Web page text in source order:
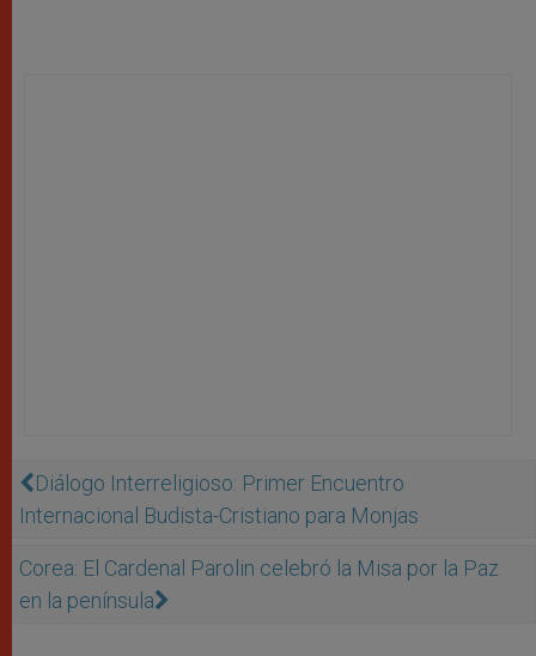
Diálogo Interreligioso: Primer Encuentro
Internacional Budista-Cristiano para Monjas
Corea: El Cardenal Parolin celebró la Misa por la Paz
en la península